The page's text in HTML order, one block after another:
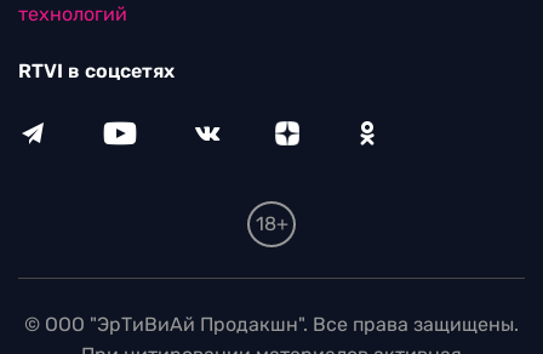
технологий
RTVI в соцсетях
18+
© ООО "ЭрТиВиАй Продакшн". Все права защищены.